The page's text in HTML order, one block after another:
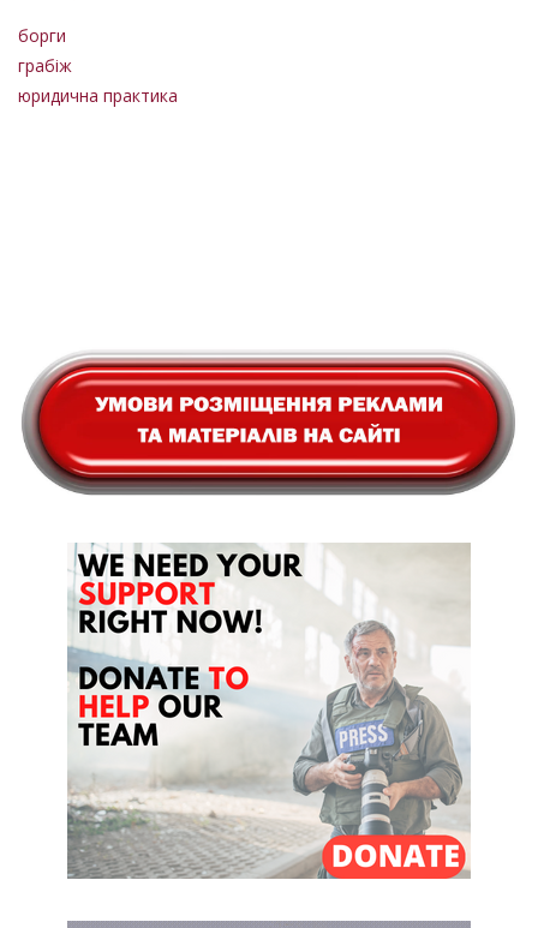
борги
грабіж
юридична практика